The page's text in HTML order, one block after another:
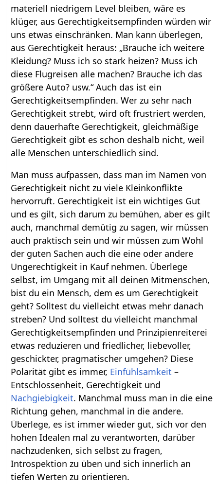
materiell niedrigem Level bleiben, wäre es
klüger, aus Gerechtigkeitsempfinden würden wir
uns etwas einschränken. Man kann überlegen,
aus Gerechtigkeit heraus: „Brauche ich weitere
Kleidung? Muss ich so stark heizen? Muss ich
diese Flugreisen alle machen? Brauche ich das
größere Auto? usw.“ Auch das ist ein
Gerechtigkeitsempfinden. Wer zu sehr nach
Gerechtigkeit strebt, wird oft frustriert werden,
denn dauerhafte Gerechtigkeit, gleichmäßige
Gerechtigkeit gibt es schon deshalb nicht, weil
alle Menschen unterschiedlich sind.
Man muss aufpassen, dass man im Namen von
Gerechtigkeit nicht zu viele Kleinkonflikte
hervorruft. Gerechtigkeit ist ein wichtiges Gut
und es gilt, sich darum zu bemühen, aber es gilt
auch, manchmal demütig zu sagen, wir müssen
auch praktisch sein und wir müssen zum Wohl
der guten Sachen auch die eine oder andere
Ungerechtigkeit in Kauf nehmen. Überlege
selbst, im Umgang mit all deinen Mitmenschen,
bist du ein Mensch, dem es um Gerechtigkeit
geht? Solltest du vielleicht etwas mehr danach
streben? Und solltest du vielleicht manchmal
Gerechtigkeitsempfinden und Prinzipienreiterei
etwas reduzieren und friedlicher, liebevoller,
geschickter, pragmatischer umgehen? Diese
Polarität gibt es immer, Einfühlsamkeit –
Entschlossenheit, Gerechtigkeit und
Nachgiebigkeit. Manchmal muss man in die eine
Richtung gehen, manchmal in die andere.
Überlege, es ist immer wieder gut, sich vor den
hohen Idealen mal zu verantworten, darüber
nachzudenken, sich selbst zu fragen,
Introspektion zu üben und sich innerlich an
tiefen Werten zu orientieren.